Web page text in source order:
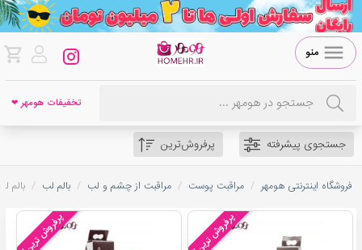
منو
تخفیفات هومهر ❤
جستجوی پیشرفته پرفروش‌ترین
فروشگاه اینترنتی هومهر / مراقبت پوست / مراقبت از چشم و لب / بالم لب / بالم
پرفروش ترین! پرفروش ترین!